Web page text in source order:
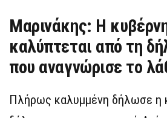
Μαρινάκης: Η
καλύπτεται από τη
που αναγνώρισε το
Πλήρως καλυμμένη δήλωσε η